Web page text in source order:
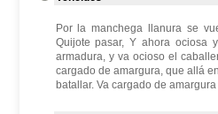
Por la manchega llanura se
Quijote pasar, Y ahora ociosa
armadura, y va ocioso el
cargado de amargura, que allá
batallar. Va cargado de